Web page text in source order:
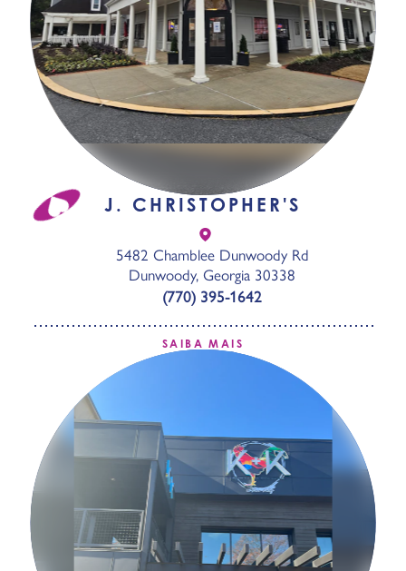
J. CHRISTOPHER'S
5482 Chamblee Dunwoody Rd
Dunwoody, Georgia 30338
(770) 395-1642
SAIBA MAIS